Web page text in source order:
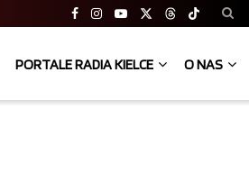
PORTALE RADIA KIELCE O NAS